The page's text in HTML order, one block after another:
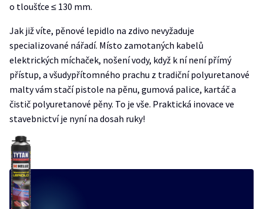
o tloušťce ≤ 130 mm.
Jak již víte, pěnové lepidlo na zdivo nevyžaduje
specializované nářadí. Místo zamotaných kabelů
elektrických míchaček, nošení vody, když k ní není přímý
přístup, a všudypřítomného prachu z tradiční polyuretanové
malty vám stačí pistole na pěnu, gumová palice, kartáč a
čistič polyuretanové pěny. To je vše. Praktická inovace ve
stavebnictví je nyní na dosah ruky!